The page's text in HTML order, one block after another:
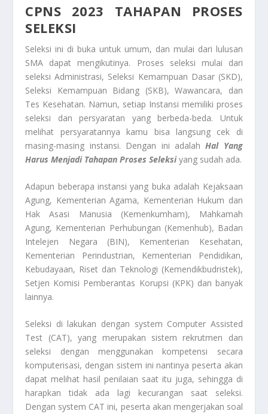
CPNS 2023 TAHAPAN PROSES
SELEKSI
Seleksi ini di buka untuk umum, dan mulai dari lulusan
SMA dapat mengikutinya. Proses seleksi mulai dari
seleksi Administrasi, Seleksi Kemampuan Dasar (SKD),
Seleksi Kemampuan Bidang (SKB), Wawancara, dan
Tes Kesehatan. Namun, setiap Instansi memiliki proses
seleksi dan persyaratan yang berbeda-beda. Untuk
melihat persyaratannya kamu bisa langsung cek di
masing-masing instansi. Dengan ini adalahHal Yang
Harus Menjadi Tahapan Proses Seleksiyang sudah ada.
Adapun beberapa instansi yang buka adalah Kejaksaan
Agung, Kementerian Agama, Kementerian Hukum dan
Hak Asasi Manusia (Kemenkumham), Mahkamah
Agung, Kementerian Perhubungan (Kemenhub), Badan
Intelejen Negara (BIN), Kementerian Kesehatan,
Kementerian Perindustrian, Kementerian Pendidikan,
Kebudayaan, Riset dan Teknologi (Kemendikbudristek),
Setjen Komisi Pemberantas Korupsi (KPK) dan banyak
lainnya.
Seleksi di lakukan dengan system Computer Assisted
Test (CAT), yang merupakan sistem rekrutmen dan
seleksi dengan menggunakan kompetensi secara
komputerisasi, dengan sistem ini nantinya peserta akan
dapat melihat hasil penilaian saat itu juga, sehingga di
harapkan tidak ada lagi kecurangan saat seleksi.
Dengan system CAT ini, peserta akan mengerjakan soal